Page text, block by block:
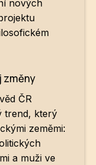
nových
změny
ČR
trend, který
zeměmi:
a muži ve